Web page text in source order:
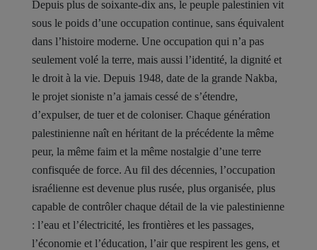
Depuis plus de soixante-dix ans, le peuple palestinien vit
sous le poids d’une occupation continue, sans équivalent
dans l’histoire moderne. Une occupation qui n’a pas
seulement volé la terre, mais aussi l’identité, la dignité et
le droit à la vie. Depuis 1948, date de la grande Nakba,
le projet sioniste n’a jamais cessé de s’étendre,
d’expulser, de tuer et de coloniser. Chaque génération
palestinienne naît en héritant de la précédente la même
peur, la même faim et la même nostalgie d’une terre
confisquée de force. Au fil des décennies, l’occupation
israélienne est devenue plus rusée, plus organisée, plus
capable de contrôler chaque détail de la vie palestinienne
: l’eau et l’électricité, les frontières et les passages,
l’économie et l’éducation, l’air que respirent les gens, et